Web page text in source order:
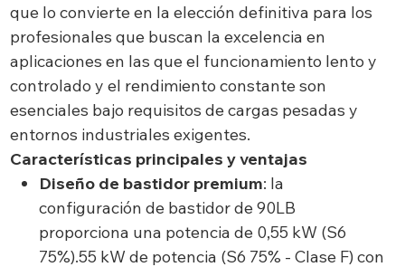
que lo convierte en la elección definitiva para los
profesionales que buscan la excelencia en
aplicaciones en las que el funcionamiento lento y
controlado y el rendimiento constante son
esenciales bajo requisitos de cargas pesadas y
entornos industriales exigentes.
Características principales y ventajas
Diseño de bastidor premium: la
configuración de bastidor de 90LB
proporciona una potencia de 0,55 kW (S6
75%).55 kW de potencia (S6 75% - Clase F) con